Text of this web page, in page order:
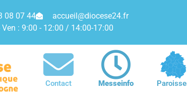
08 07 44
accueil@diocese24.fr
Ven : 9:00 - 12:00 / 14:00-17:00
Contact Messeinfo